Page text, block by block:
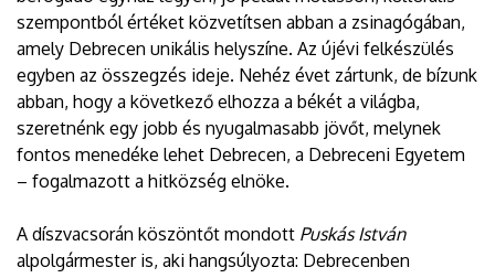
szempontból értéket közvetítsen abban a zsinagógában,
amely Debrecen unikális helyszíne. Az újévi felkészülés
egyben az összegzés ideje. Nehéz évet zártunk, de bízunk
abban, hogy a következő elhozza a békét a világba,
szeretnénk egy jobb és nyugalmasabb jövőt, melynek
fontos menedéke lehet Debrecen, a Debreceni Egyetem
– fogalmazott a hitközség elnöke.
A díszvacsorán köszöntőt mondott Puskás István
alpolgármester is, aki hangsúlyozta: Debrecenben